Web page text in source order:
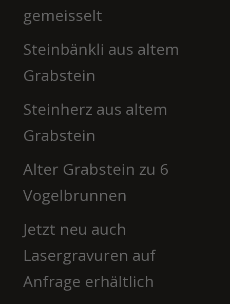
gemeisselt
Steinbänkli aus altem
Grabstein
Steinherz aus altem
Grabstein
Alter Grabstein zu 6
Vogelbrunnen
Jetzt neu auch
Lasergravuren auf
Anfrage erhältlich